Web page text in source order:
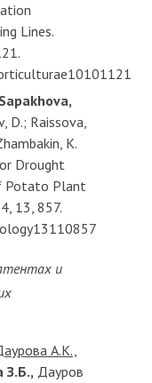
Lines.
Sapakhova,
D.; Raissova,
K.
Drought
Potato Plant
13, 857.
и
А.К.,
З.Б., Дауров